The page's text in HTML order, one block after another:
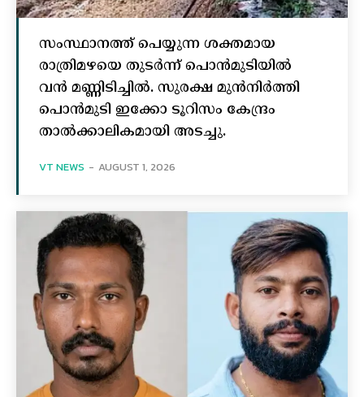
സംസ്ഥാനത്ത് പെയ്യുന്ന ശക്തമായ
രാത്രിമഴയെ തുടർന്ന് പൊൻമുടിയില്‍
വൻ മണ്ണിടിച്ചില്‍. സുരക്ഷ മുൻനിർത്തി
പൊൻമുടി ഇക്കോ ടൂറിസം കേന്ദ്രം
താല്‍ക്കാലികമായി അടച്ചു.
VT NEWS - AUGUST 1, 2026